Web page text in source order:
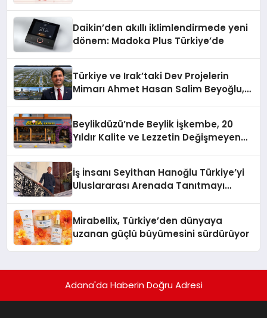
Daikin’den akıllı iklimlendirmede yeni
dönem: Madoka Plus Türkiye’de
Türkiye ve Irak’taki Dev Projelerin
Mimarı Ahmet Hasan Salim Beyoğlu,
Hayata Geçirecek
Beylikdüzü’nde Beylik İşkembe, 20
Yıldır Kalite ve Lezzetin Değişmeyen
İş İnsanı Seyithan Hanoğlu Türkiye’yi
Uluslararası Arenada Tanıtmayı
Mirabellix, Türkiye’den dünyaya
uzanan güçlü büyümesini sürdürüyor
Adana'da Haberin Doğru Adresi